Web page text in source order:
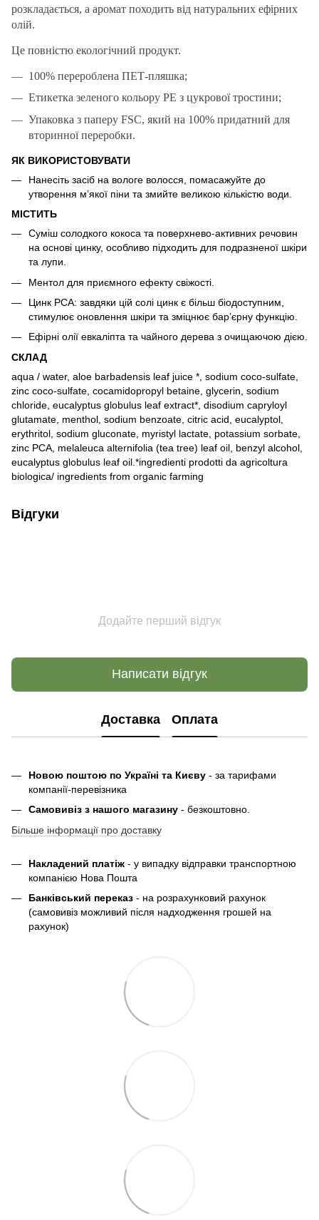
розкладається, а аромат походить від натуральних ефірних
олій.
Це повністю екологічний продукт.
100% перероблена ПЕТ-пляшка;
Етикетка зеленого кольору PE з цукрової тростини;
Упаковка з паперу FSC, який на 100% придатний для
вторинної переробки.
ЯК ВИКОРИСТОВУВАТИ
Нанесіть засіб на вологе волосся, помасажуйте до
утворення м’якої піни та змийте великою кількістю води.
МІСТИТЬ
Суміш солодкого кокоса та поверхнево-активних речовин
на основі цинку, особливо підходить для подразненої шкіри
та лупи.
Ментол для приємного ефекту свіжості.
Цинк PCA: завдяки цій солі цинк є більш біодоступним,
стимулює оновлення шкіри та зміцнює бар’єрну функцію.
Ефірні олії евкаліпта та чайного дерева з очищаючою дією.
СКЛАД
aqua / water, aloe barbadensis leaf juice *, sodium coco-sulfate,
zinc coco-sulfate, cocamidopropyl betaine, glycerin, sodium
chloride, eucalyptus globulus leaf extract*, disodium capryloyl
glutamate, menthol, sodium benzoate, citric acid, eucalyptol,
erythritol, sodium gluconate, myristyl lactate, potassium sorbate,
zinc PCA, melaleuca alternifolia (tea tree) leaf oil, benzyl alcohol,
eucalyptus globulus leaf oil.*ingredienti prodotti da agricoltura
biologica/ ingredients from organic farming
Відгуки
Додайте перший відгук
Написати відгук
Доставка Оплата
Новою поштою по Україні та Києву - за тарифами
компанії-перевізника
Самовивіз з нашого магазину - безкоштовно.
Більше інформації про доставку
Накладений платіж - у випадку відправки транспортною
компанією Нова Пошта
Банківський переказ - на розрахунковий рахунок
(самовивіз можливий після надходження грошей на
рахунок)